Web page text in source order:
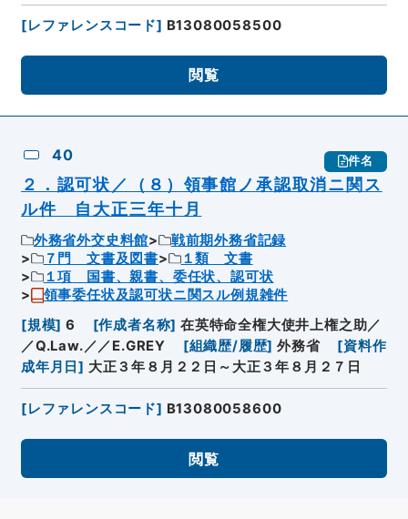
[レファレンスコード] B13080058500
閲覧
40 件名
２．認可状／（８）領事館ノ承認取消ニ関ス
ル件 自大正三年十月
外務省外交史料館
戦前期外務省記録
７門 文書及図書
１類 文書
１項 国書、親書、委任状、認可状
領事委任状及認可状ニ関スル例規雑件
[規模] 6 [作成者名称] 在英特命全権大使井上権之助／
／Q.Law.／／E.GREY
[組織歴/履歴] 外務省 [資料作
成年月日] 大正３年８月２２日～大正３年８月２７日
[レファレンスコード] B13080058600
閲覧